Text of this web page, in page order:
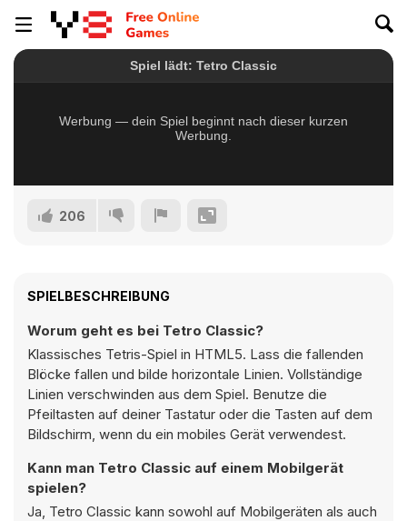
206
SPIELBESCHREIBUNG
Worum geht es bei Tetro Classic?
Klassisches Tetris-Spiel in HTML5. Lass die fallenden
Blöcke fallen und bilde horizontale Linien. Vollständige
Linien verschwinden aus dem Spiel. Benutze die
Pfeiltasten auf deiner Tastatur oder die Tasten auf dem
Bildschirm, wenn du ein mobiles Gerät verwendest.
Kann man Tetro Classic auf einem Mobilgerät
spielen?
Ja, Tetro Classic kann sowohl auf Mobilgeräten als auch